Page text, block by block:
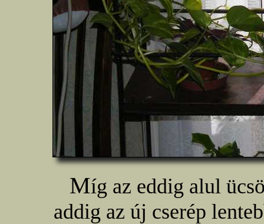
Míg az eddig alul
addig az új cserép